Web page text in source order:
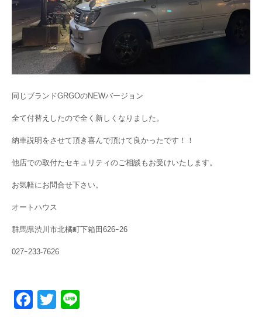
同じブランドGRGOのNEWバージョン
全て付替えしたので全く新しくなりました。
納車説明をさせて頂き喜んで頂けて良かったです！！
他店での取付たセキュリティのご相談もお受けいたします。
お気軽にお問合せ下さい。
オートハウス
群馬県渋川市北橘町下箱田626ｰ26
027ｰ233-7626
F
T